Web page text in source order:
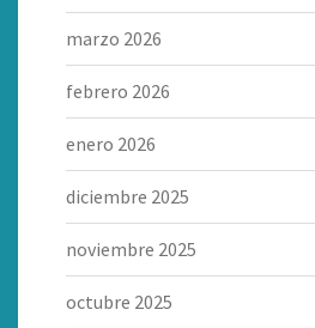
marzo 2026
febrero 2026
enero 2026
diciembre 2025
noviembre 2025
octubre 2025